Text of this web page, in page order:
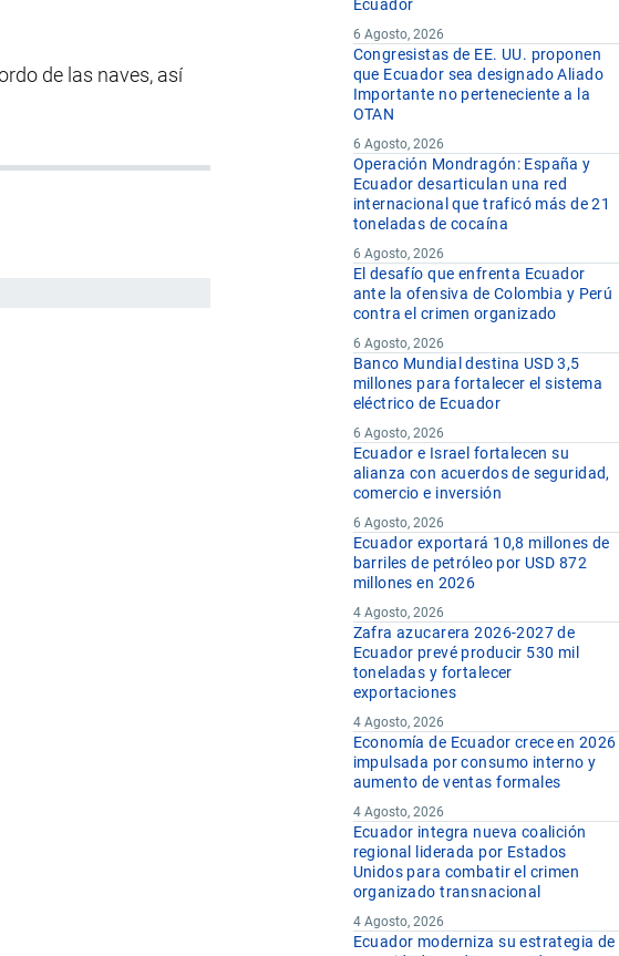
de las naves, así
Ecuador
6 Agosto, 2026
Congresistas de EE. UU. proponen
que Ecuador sea designado Aliado
Importante no perteneciente a la
OTAN
6 Agosto, 2026
Operación Mondragón: España y
Ecuador desarticulan una red
internacional que traficó más de 21
toneladas de cocaína
6 Agosto, 2026
El desafío que enfrenta Ecuador
ante la ofensiva de Colombia y Perú
contra el crimen organizado
6 Agosto, 2026
Banco Mundial destina USD 3,5
millones para fortalecer el sistema
eléctrico de Ecuador
6 Agosto, 2026
Ecuador e Israel fortalecen su
alianza con acuerdos de seguridad,
comercio e inversión
6 Agosto, 2026
Ecuador exportará 10,8 millones de
barriles de petróleo por USD 872
millones en 2026
4 Agosto, 2026
Zafra azucarera 2026-2027 de
Ecuador prevé producir 530 mil
toneladas y fortalecer
exportaciones
4 Agosto, 2026
Economía de Ecuador crece en 2026
impulsada por consumo interno y
aumento de ventas formales
4 Agosto, 2026
Ecuador integra nueva coalición
regional liderada por Estados
Unidos para combatir el crimen
organizado transnacional
4 Agosto, 2026
Ecuador moderniza su estrategia de